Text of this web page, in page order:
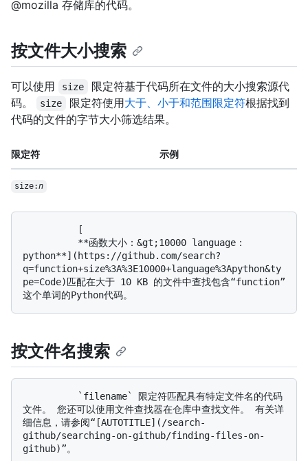
@mozilla 存储库的代码。
按文件大小搜索
可以使用 size
限定符基于代码所在文件的大小搜索源代
码。
size 限定符使用大于、小于和范围限定符根据找到
代码的文件的字节大小筛选结果。
限定符 示例
size:n
python**](https://github.com/search?
q=function+size%3A%3E10000+language%3Apython&ty
pe=Code)匹配在大于 10 KB 的文件中查找包含“function”
按文件名搜索
文件。 您还可以使用文件查找器在仓库中查找文件。 有关详
细信息，请参阅“[AUTOTITLE](/search-
github/searching-on-github/finding-files-on-